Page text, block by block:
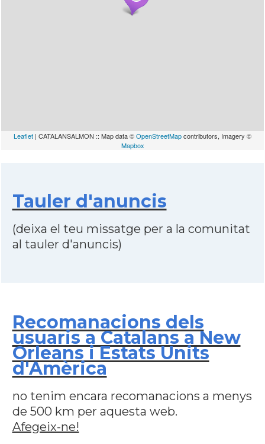
Leaflet | CATALANSALMON :: Map data ©OpenStreetMapcontributors, Imagery ©
Mapbox
Tauler d'anuncis
(deixa el teu missatge per a la comunitat
al tauler d'anuncis)
Recomanacions dels
usuaris a Catalans a New
Orleans i Estats Units
d'Amèrica
no tenim encara recomanacions a menys
de 500 km per aquesta web.
Afegeix-ne!